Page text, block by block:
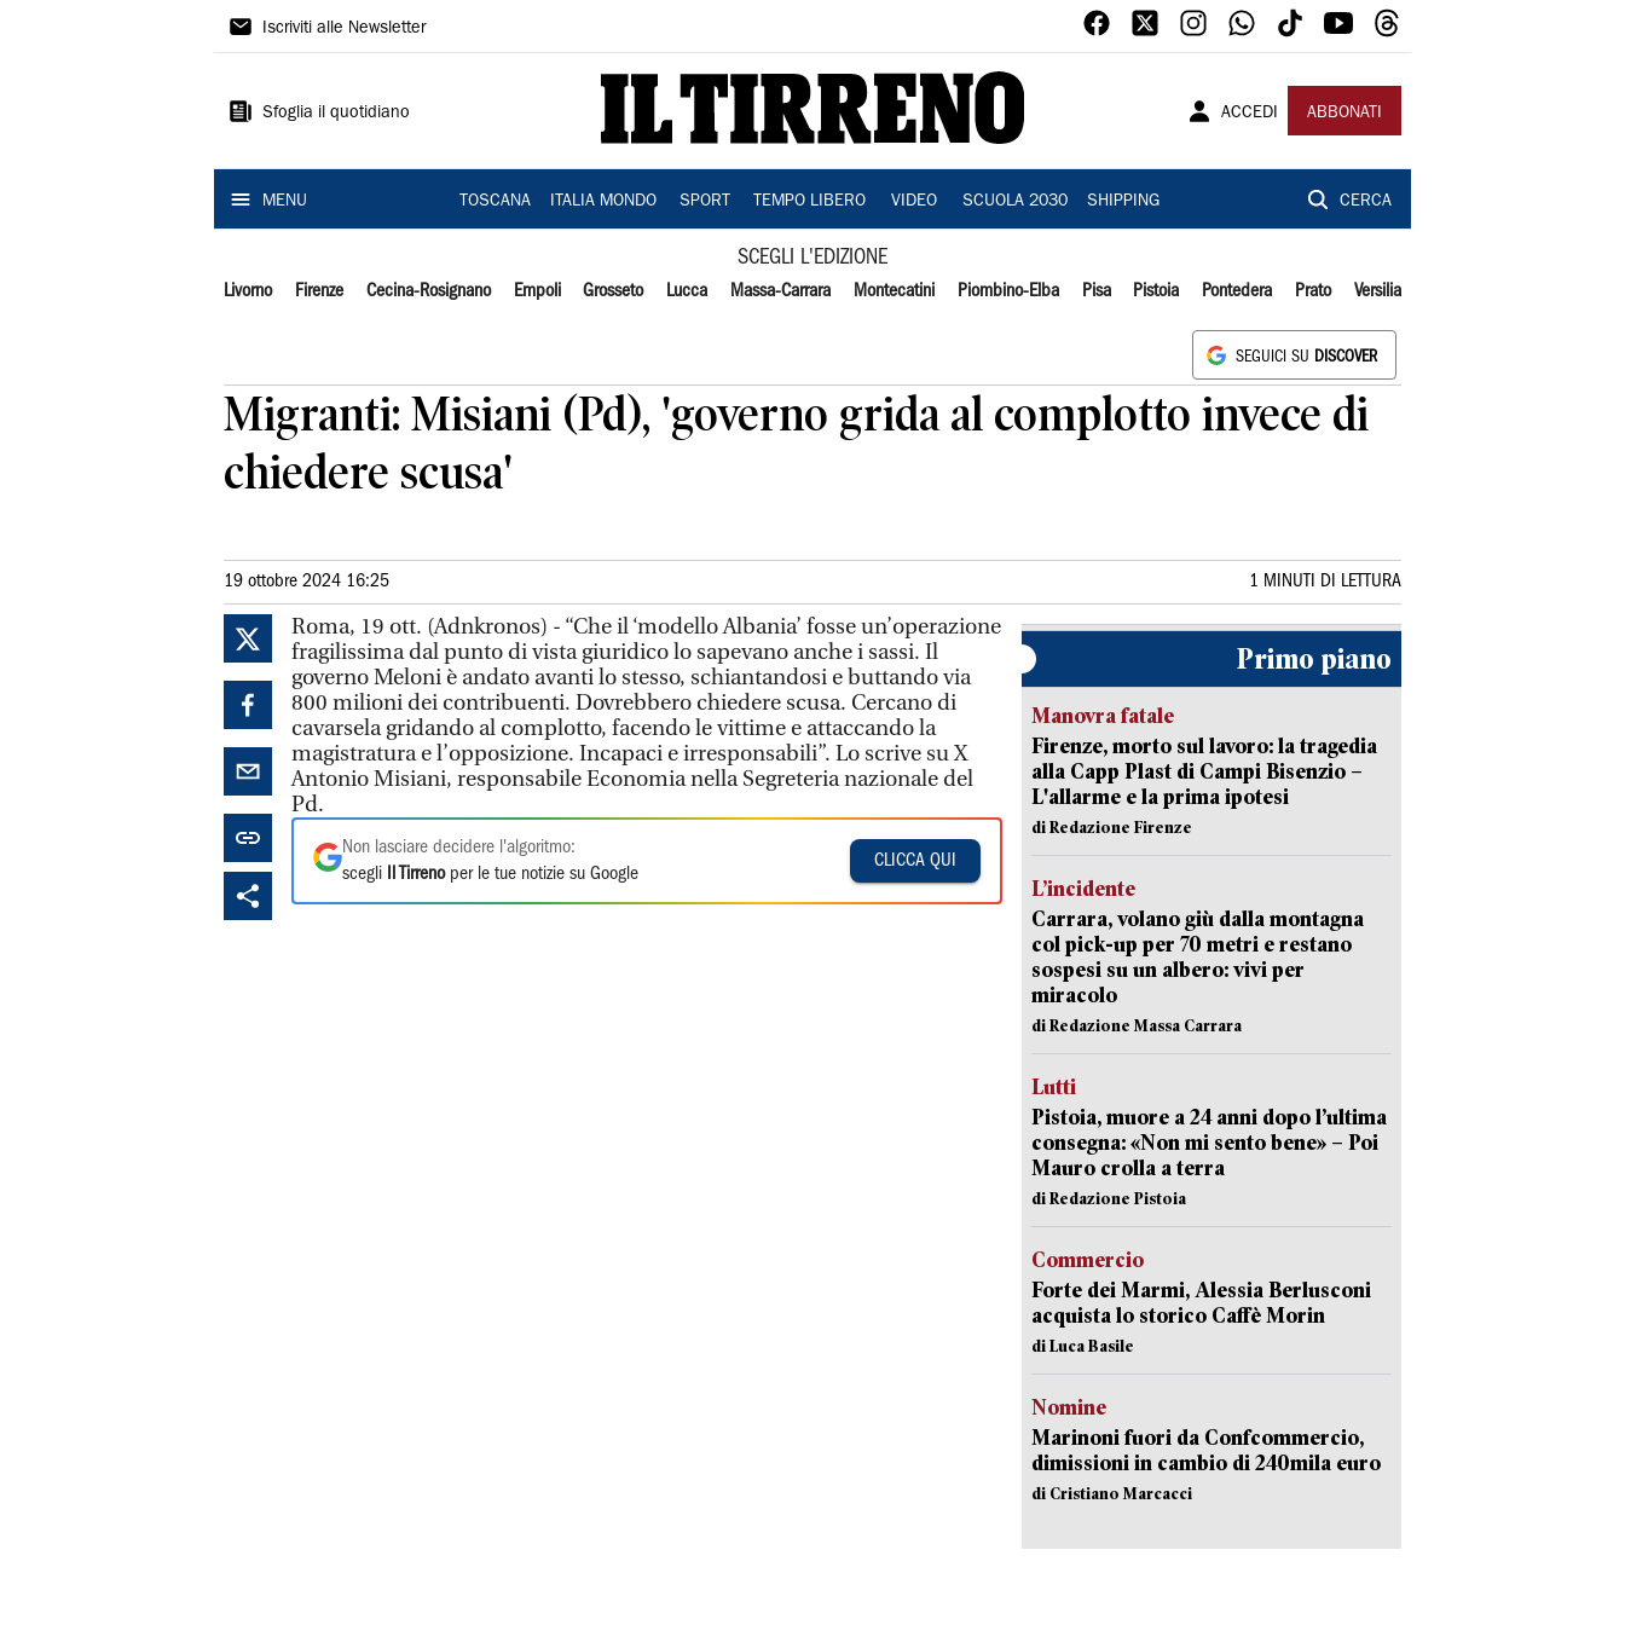
Il
Iscriviti alle Newsletter
Sfoglia il quotidiano ACCEDI ABBONATI
MENU TOSCANA ITALIA MONDO SPORT TEMPO LIBERO VIDEO SCUOLA 2030 SHIPPING CERCA
SCEGLI L'EDIZIONE
Livorno Firenze Cecina-Rosignano Empoli Grosseto Lucca Massa-Carrara Montecatini Piombino-Elba Pisa Pistoia Pontedera Prato Versilia
SEGUICI SU DISCOVER
Migranti: Misiani (Pd), 'governo grida al complotto invece di
chiedere scusa'
19 ottobre 2024 16:25 1 MINUTI DI LETTURA
Roma, 19 ott. (Adnkronos) - “Che il ‘modello Albania’ fosse un’operazione
fragilissima dal punto di vista giuridico lo sapevano anche i sassi. Il
governo Meloni è andato avanti lo stesso, schiantandosi e buttando via
800 milioni dei contribuenti. Dovrebbero chiedere scusa. Cercano di
cavarsela gridando al complotto, facendo le vittime e attaccando la
magistratura e l’opposizione. Incapaci e irresponsabili”. Lo scrive su X
Antonio Misiani, responsabile Economia nella Segreteria nazionale del
Pd.
Non lasciare decidere l'algoritmo:
scegli
Il Tirrenoper le tue notizie su Google
CLICCA QUI
Primo piano
Manovra fatale
Firenze, morto sul lavoro: la tragedia
alla Capp Plast di Campi Bisenzio –
L'allarme e la prima ipotesi
di Redazione Firenze
L’incidente
Carrara, volano giù dalla montagna
col pick-up per 70 metri e restano
sospesi su un albero: vivi per
miracolo
di Redazione Massa Carrara
Lutti
Pistoia, muore a 24 anni dopo l’ultima
consegna: «Non mi sento bene» – Poi
Mauro crolla a terra
di Redazione Pistoia
Commercio
Forte dei Marmi, Alessia Berlusconi
acquista lo storico Caffè Morin
di Luca Basile
Nomine
Marinoni fuori da Confcommercio,
dimissioni in cambio di 240mila euro
di Cristiano Marcacci